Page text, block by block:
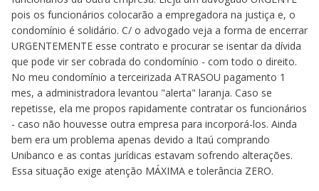
pois os funcionários colocarão a empregadora na justiça e, o
condomínio é solidário. C/ o advogado veja a forma de encerrar
URGENTEMENTE esse contrato e procurar se isentar da dívida
que pode vir ser cobrada do condomínio - com todo o direito.
No meu condomínio a terceirizada ATRASOU pagamento 1
mes, a administradora levantou "alerta" laranja. Caso se
repetisse, ela me propos rapidamente contratar os funcionários
- caso não houvesse outra empresa para incorporá-los. Ainda
bem era um problema apenas devido a Itaú comprando
Unibanco e as contas jurídicas estavam sofrendo alterações.
Essa situação exige atenção MÁXIMA e tolerância ZERO.